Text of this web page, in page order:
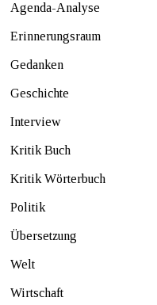
Agenda-Analyse
Erinnerungsraum
Gedanken
Geschichte
Interview
Kritik Buch
Kritik Wörterbuch
Politik
Übersetzung
Welt
Wirtschaft